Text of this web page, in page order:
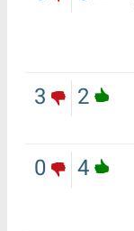
2
3
4
0